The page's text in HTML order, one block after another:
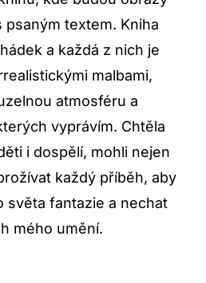
textem. Kniha
a každá z nich je
malbami,
atmosféru a
vyprávím. Chtěla
i dospělí, mohli nejen
každý příběh, aby
světa fantazie a nechat
mého umění.